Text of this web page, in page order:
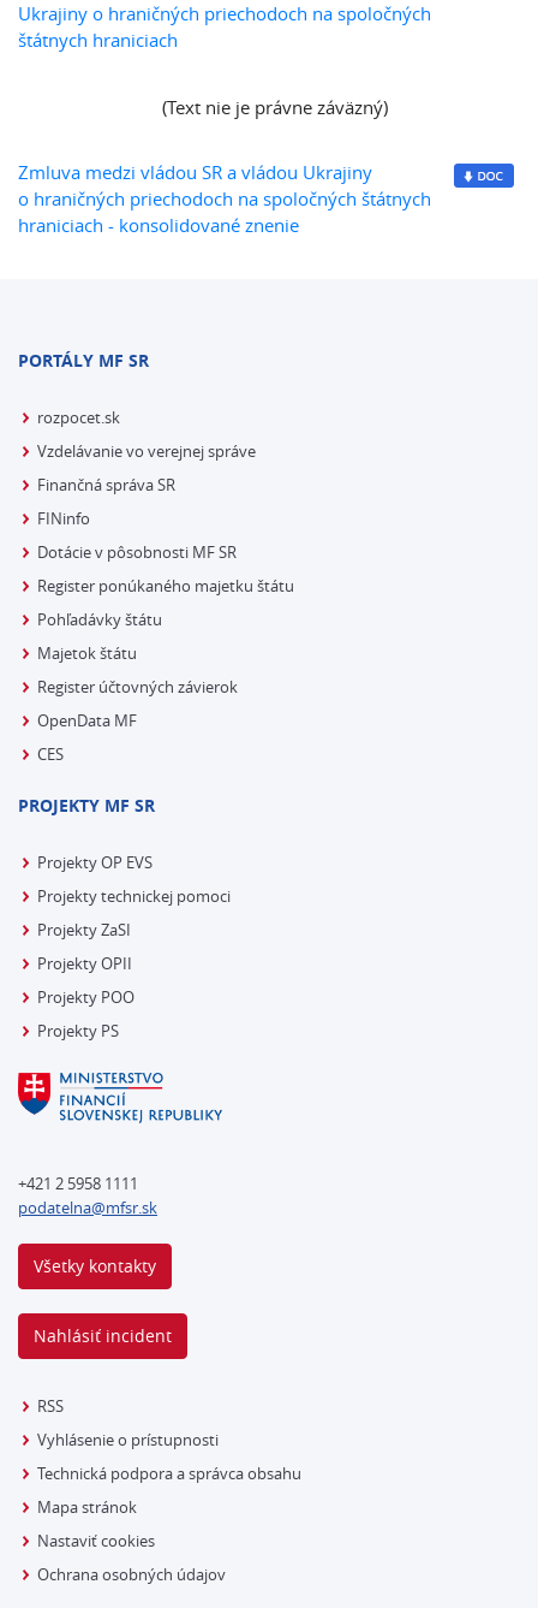
Ukrajiny o hraničných priechodoch na spoločných
štátnych hraniciach
(Text nie je právne záväzný)
Zmluva medzi vládou SR a vládou Ukrajiny
o hraničných priechodoch na spoločných štátnych
hraniciach - konsolidované znenie
PORTÁLY MF SR
rozpocet.sk
Vzdelávanie vo verejnej správe
Finančná správa SR
FINinfo
Dotácie v pôsobnosti MF SR
Register ponúkaného majetku štátu
Pohľadávky štátu
Majetok štátu
Register účtovných závierok
OpenData MF
CES
PROJEKTY MF SR
Projekty OP EVS
Projekty technickej pomoci
Projekty ZaSI
Projekty OPII
Projekty POO
Projekty PS
+421 2 5958 1111
podatelna@mfsr.sk
Všetky kontakty
Nahlásiť incident
RSS
Vyhlásenie o prístupnosti
Technická podpora a správca obsahu
Mapa stránok
Nastaviť cookies
Ochrana osobných údajov